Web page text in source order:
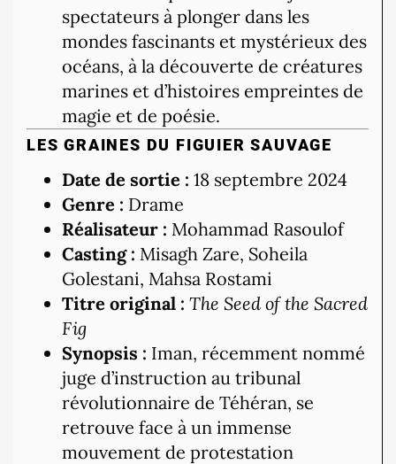
spectateurs à plonger dans les
mondes fascinants et mystérieux des
océans, à la découverte de créatures
marines et d’histoires empreintes de
magie et de poésie.
LES GRAINES DU FIGUIER SAUVAGE
Date de sortie : 18 septembre 2024
Genre : Drame
Réalisateur : Mohammad Rasoulof
Casting : Misagh Zare, Soheila
Golestani, Mahsa Rostami
Titre original : The Seed of the Sacred
Fig
Synopsis : Iman, récemment nommé
juge d’instruction au tribunal
révolutionnaire de Téhéran, se
retrouve face à un immense
mouvement de protestation